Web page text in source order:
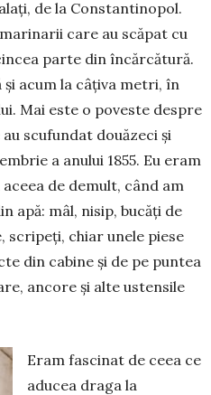
de la Constantinopol.
care au scăpat cu
parte din încărcătură.
și acum la câțiva metri, în
Mai este o poveste despre
scufundat do­uăzeci și
a anului 1855. Eu eram
de demult, când am
apă: mâl, nisip, bucăți de
scripeți, chiar unele piese
din cabine și de pe puntea
ancore și alte ustensile
Eram fascinat de ceea ce
aducea draga la